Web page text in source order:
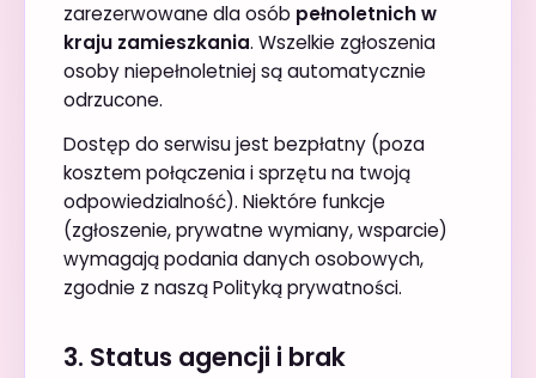
zarezerwowane dla osób pełnoletnich w
kraju zamieszkania. Wszelkie zgłoszenia
osoby niepełnoletniej są automatycznie
odrzucone.
Dostęp do serwisu jest bezpłatny (poza
kosztem połączenia i sprzętu na twoją
odpowiedzialność). Niektóre funkcje
(zgłoszenie, prywatne wymiany, wsparcie)
wymagają podania danych osobowych,
zgodnie z nasząPolityką prywatności.
3. Status agencji i brak